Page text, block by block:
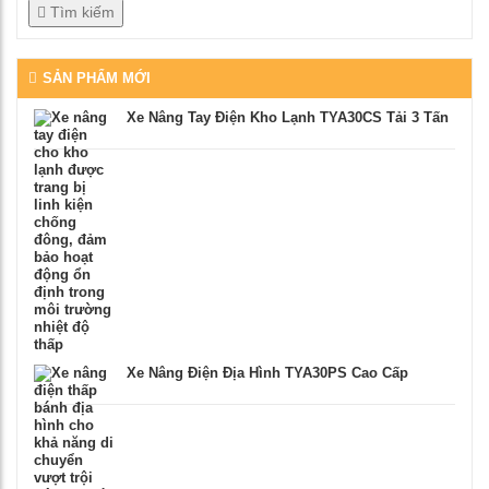
Tìm kiếm
SẢN PHẨM MỚI
Xe Nâng Tay Điện Kho Lạnh TYA30CS Tải 3 Tấn
Xe Nâng Điện Địa Hình TYA30PS Cao Cấp